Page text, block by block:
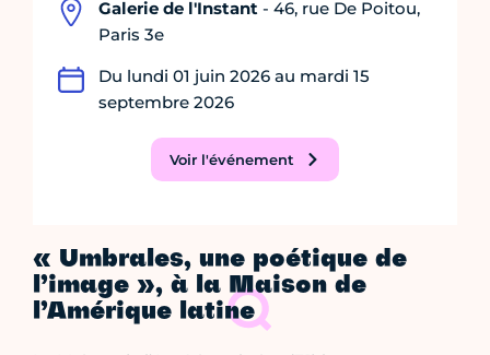
Galerie de l'Instant - 46, rue De Poitou,
Paris 3e
Du lundi 01 juin 2026 au mardi 15
septembre 2026
Voir l'événement
« Umbrales, une poétique de
l’image », à la Maison de
l’Amérique latine